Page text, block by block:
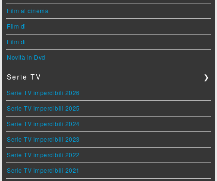
Film al cinema
Film di
Film di
Novità in Dvd
Serie TV ❯
Serie TV imperdibili 2026
Serie TV imperdibili 2025
Serie TV imperdibili 2024
Serie TV imperdibili 2023
Serie TV imperdibili 2022
Serie TV imperdibili 2021